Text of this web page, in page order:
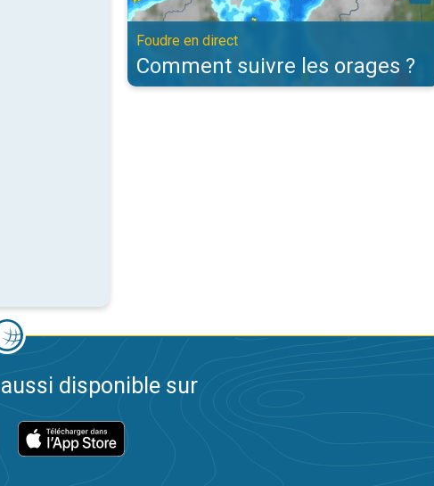
Foudre en direct
Comment suivre les orages ?
disponible sur